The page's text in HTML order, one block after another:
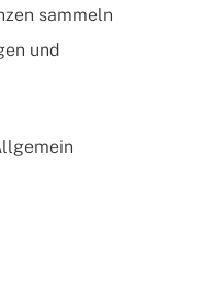
sammeln
und